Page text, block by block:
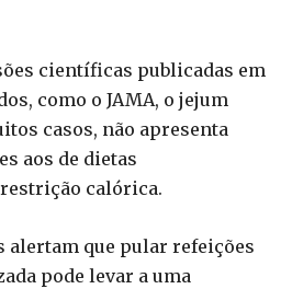
científicas publicadas em
como o JAMA, o jejum
casos, não apresenta
aos de dietas
calórica.
alertam que pular refeições
pode levar a uma